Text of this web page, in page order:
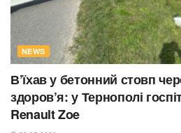
NEWS
В’їхав у бетонний стовп
здоров’я: у Тернополі
Renault Zoe